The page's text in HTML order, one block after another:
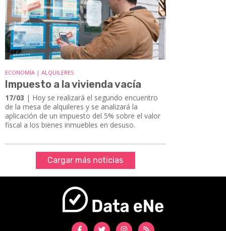
ECONOMÍA | ALQUILERES
Impuesto a la vivienda vacía
17/03 | Hoy se realizará el segundo encuentro
de la mesa de alquileres y se analizará la
aplicación de un impuesto del 5% sobre el valor
fiscal a los bienes inmuebles en desuso.
Cargar más noticias